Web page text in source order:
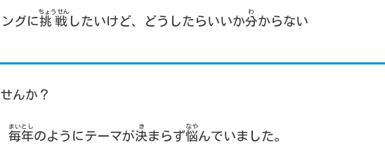
グに挑戦
ちょうせん
したいけど、どうしたらいいか分
わ
からない
んか？
毎年
まいとし
のようにテーマが決
き
まらず悩
なや
んでいました。